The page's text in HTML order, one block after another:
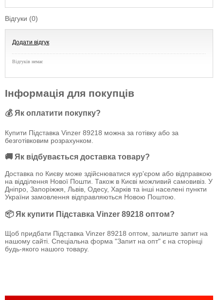
Відгуки (0)
Додати відгук
Відгуків немає
Інформація для покупців
💰 Як оплатити покупку?
Купити Підставка Vinzer 89218 можна за готівку або за
безготівковим розрахунком.
🚚 Як відбувається доставка товару?
Доставка по Києву може здійснюватися кур'єром або відправкою
на відділення Нової Пошти. Також в Києві можливий самовивіз. У
Дніпро, Запоріжжя, Львів, Одесу, Харків та інші населені пункти
України замовлення відправляються Новою Поштою.
📦 Як купити Підставка Vinzer 89218 оптом?
Щоб придбати Підставка Vinzer 89218 оптом, залиште запит на
нашому сайті. Спеціальна форма "Запит на опт" є на сторінці
будь-якого нашого товару.